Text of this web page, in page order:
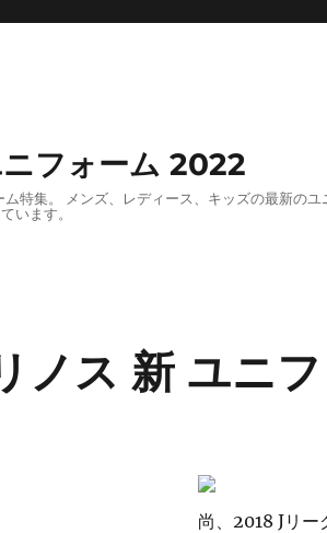
フォーム 2022
特集。 メンズ、レディース、キッズの最新の
います。
ノス 新 ユニ
尚、2018 Jリー